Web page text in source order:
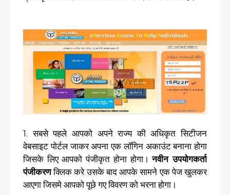
1. सबसे पहले आपको अपने राज्य की अधिकृत सिटीजन
वेबसाइट पोर्टल जाकर अपना एक लॉगिन अकाउंट बनाना होगा
जिसके लिए आपको पंजीकृत होना होगा।नवीन उपयोगकर्ता
पंजीकरणक्लिक करे उसके बाद आपके सामने एक पेज खुलकर
आएगा जिसमे आपको पूछे गए विवरण को भरना होगा।